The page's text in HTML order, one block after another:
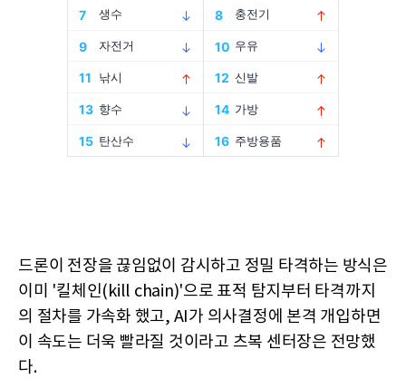
드론이 전장을 끊임없이 감시하고 정밀 타격하는 방식은
이미 '킬체인(kill chain)'으로 표적 탐지부터 타격까지
의 절차를 가속화 했고, AI가 의사결정에 본격 개입하면
이 속도는 더욱 빨라질 것이라고 츠복 센터장은 전망했
다.